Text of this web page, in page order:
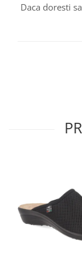
Daca doresti